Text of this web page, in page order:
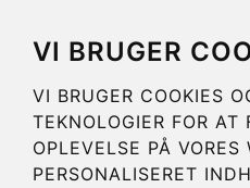
VI BRUGER
VI BRUGER COOKIES
TEKNOLOGIER FOR AT
OPLEVELSE PÅ
PERSONALISERET